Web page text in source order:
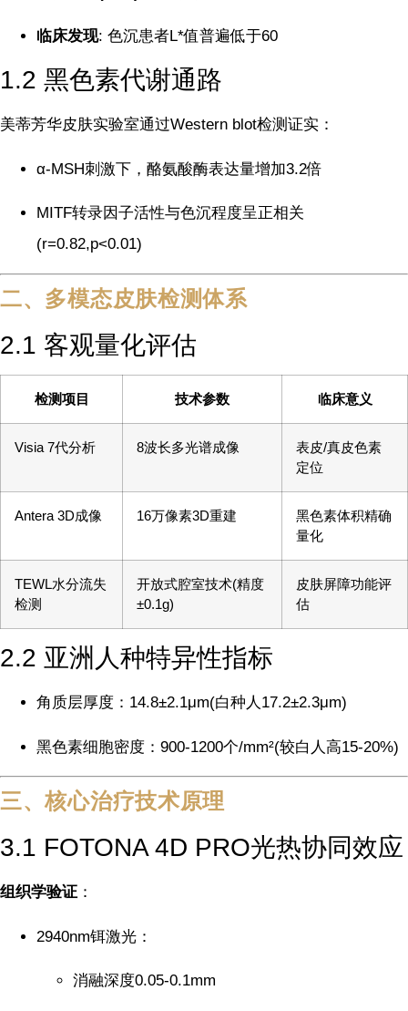
临床发现: 色沉患者L*值普遍低于60
1.2 黑色素代谢通路
美蒂芳华皮肤实验室通过Western blot检测证实：
α-MSH刺激下，酪氨酸酶表达量增加3.2倍
MITF转录因子活性与色沉程度呈正相关
(r=0.82,p<0.01)
二、多模态皮肤检测体系
2.1 客观量化评估
检测项目 技术参数 临床意义
Visia 7代分析 8波长多光谱成像
表皮/真皮色素
定位
Antera 3D成像 16万像素3D重建
黑色素体积精确
量化
TEWL水分流失
检测
开放式腔室技术(精度
±0.1g)
皮肤屏障功能评
估
2.2 亚洲人种特异性指标
角质层厚度：14.8±2.1μm(白种人17.2±2.3μm)
黑色素细胞密度：900-1200个/mm²(较白人高15-20%)
三、核心治疗技术原理
3.1 FOTONA 4D PRO光热协同效应
组织学验证 ：
2940nm铒激光：
消融深度0.05-0.1mm